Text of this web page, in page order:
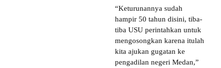
“Keturunannya sudah
hampir 50 tahun disini, tiba-
tiba USU perintahkan untuk
mengosongkan karena itulah
kita ajukan gugatan ke
pengadilan negeri Medan,”